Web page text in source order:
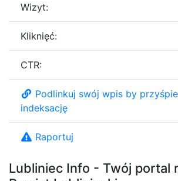
Lubliniec Info - Twój portal
Wizyt:
Kliknięć:
CTR:
Podlinkuj swój wpis by
indeksację
Raportuj